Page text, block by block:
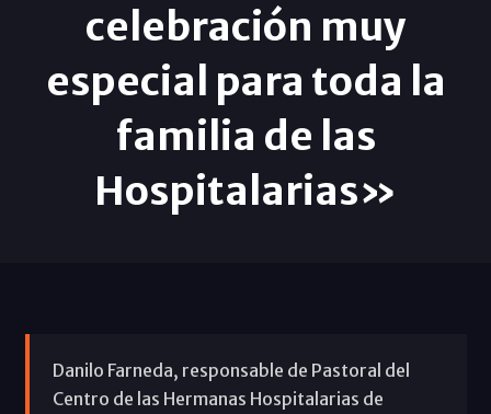
celebración muy
especial para toda la
familia de las
Hospitalarias»
Danilo Farneda, responsable de Pastoral del
Centro de las Hermanas Hospitalarias de